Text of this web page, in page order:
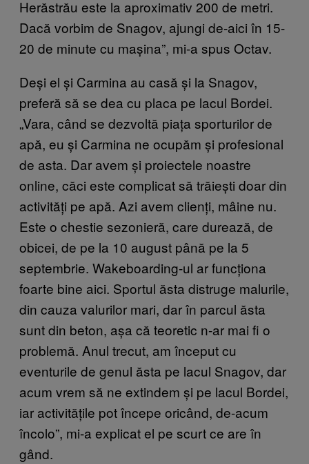
Herăstrău este la aproximativ 200 de metri.
Dacă vorbim de Snagov, ajungi de-aici în 15-
20 de minute cu mașina”, mi-a spus Octav.
Deși el și Carmina au casă și la Snagov,
preferă să se dea cu placa pe lacul Bordei.
„Vara, când se dezvoltă piața sporturilor de
apă, eu și Carmina ne ocupăm și profesional
de asta. Dar avem și proiectele noastre
online, căci este complicat să trăiești doar din
activități pe apă. Azi avem clienți, mâine nu.
Este o chestie sezonieră, care durează, de
obicei, de pe la 10 august până pe la 5
septembrie. Wakeboarding-ul ar funcționa
foarte bine aici. Sportul ăsta distruge malurile,
din cauza valurilor mari, dar în parcul ăsta
sunt din beton, așa că teoretic n-ar mai fi o
problemă. Anul trecut, am început cu
eventurile de genul ăsta pe lacul Snagov, dar
acum vrem să ne extindem și pe lacul Bordei,
iar activitățile pot începe oricând, de-acum
încolo”, mi-a explicat el pe scurt ce are în
gând.